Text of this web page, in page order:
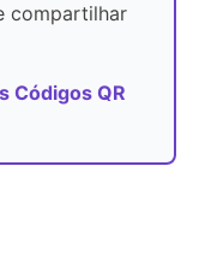
compartilhar
Códigos QR